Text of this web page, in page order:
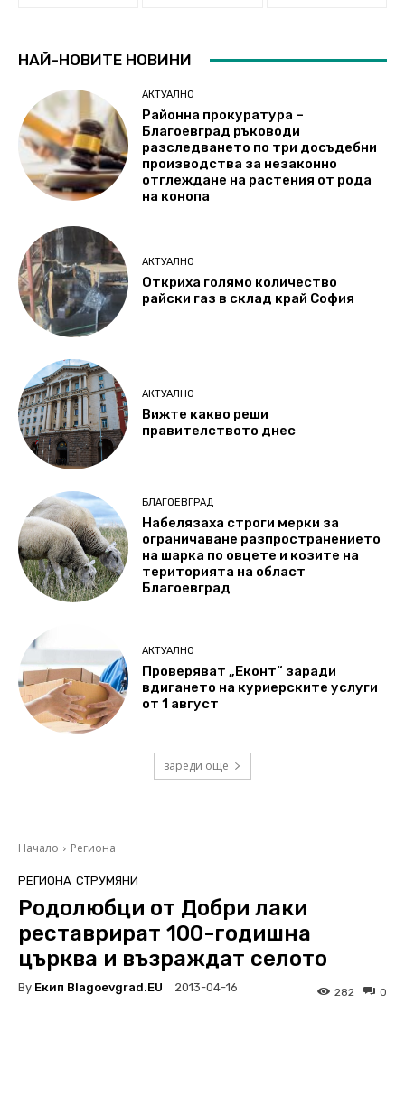
НАЙ-НОВИТЕ НОВИНИ
АКТУАЛНО
Районна прокуратура –
Благоевград ръководи
разследването по три досъдебни
производства за незаконно
отглеждане на растения от рода
на конопа
АКТУАЛНО
Откриха голямо количество
райски газ в склад край София
АКТУАЛНО
Вижте какво реши
правителството днес
БЛАГОЕВГРАД
Набелязаха строги мерки за
ограничаване разпространението
на шарка по овцете и козите на
територията на област
Благоевград
АКТУАЛНО
Проверяват „Еконт“ заради
вдигането на куриерските услуги
от 1 август
зареди още